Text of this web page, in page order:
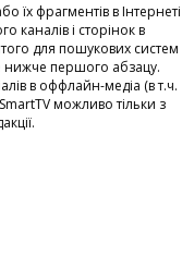
їх фрагментів в Інтернеті
каналів і сторінок в
для пошукових систем
нижче першого абзацу.
в оффлайн-медіа (в т.ч.
можливо тільки з